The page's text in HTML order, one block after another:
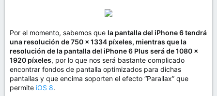
Por el momento, sabemos que la pantalla del iPhone 6 tendrá
una resolución de 750 x 1334 píxeles, mientras que la
resolución de la pantalla del iPhone 6 Plus será de 1080 x
1920 píxeles, por lo que nos será bastante complicado
encontrar fondos de pantalla optimizados para dichas
pantallas y que encima soporten el efecto “Parallax” que
permite iOS 8.